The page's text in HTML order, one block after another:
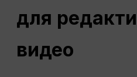
для
видео